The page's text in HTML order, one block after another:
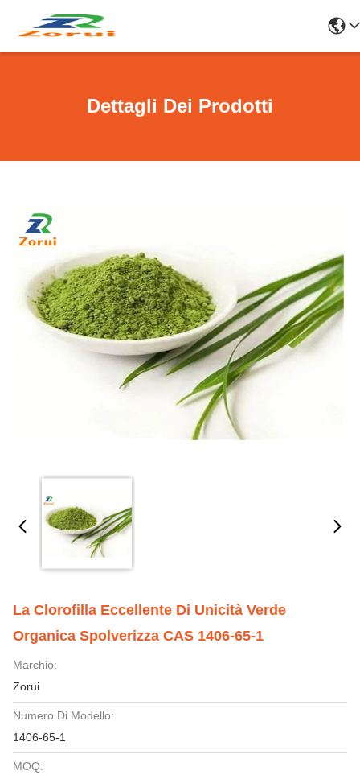
Dettagli Dei Prodotti
La Clorofilla Eccellente Di Unicità Verde
Organica Spolverizza CAS 1406-65-1
Marchio:
Zorui
Numero Di Modello:
1406-65-1
MOQ: